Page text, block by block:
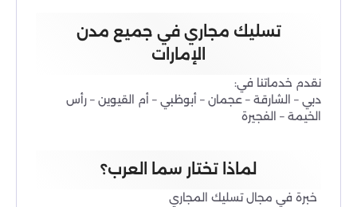
تسليك مجاري في جميع مدن
الإمارات
نقدم خدماتنا في:
دبي – الشارقة – عجمان – أبوظبي – أم القيوين – رأس
الخيمة – الفجيرة
لماذا تختار سما العرب؟
خبرة في مجال تسليك المجاري